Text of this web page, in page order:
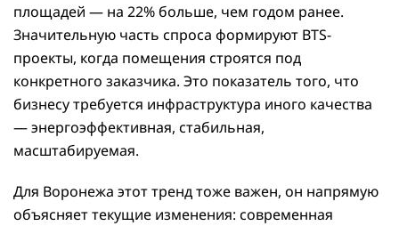
площадей — на 22% больше, чем годом ранее.
Значительную часть спроса формируют BTS-
проекты, когда помещения строятся под
конкретного заказчика. Это показатель того, что
бизнесу требуется инфраструктура иного качества
— энергоэффективная, стабильная,
масштабируемая.
Для Воронежа этот тренд тоже важен, он напрямую
объясняет текущие изменения: современная